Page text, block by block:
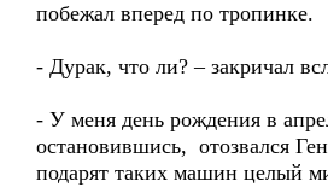
побежал вперед по тропинке.
- Дурак, что ли? – закричал
- У меня день рождения в
остановившись, отозвался
подарят таких машин целый